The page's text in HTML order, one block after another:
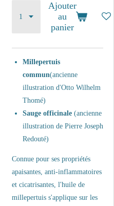
Ajouter
au
panier
Millepertuis
commun(ancienne
illustration d'Otto Wilhelm
Thomé)
Sauge officinale (ancienne
illustration de Pierre Joseph
Redouté)
Connue pour ses propriétés
apaisantes, anti-inflammatoires
et cicatrisantes, l'huile de
millepertuis s'applique sur les